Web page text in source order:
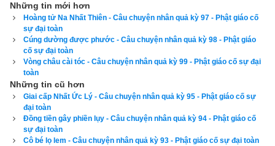
xemvm.com. Lịch vạn niên của chúng tôi không chỉ có các
tính năng cơ bản như đổi lịch dương sang lịch âm,
chi, lịch tiết khí, xem ngày giờ Hoàng Đạo – Hắc Đạo, xem
ngày theo Ngọc hạp thông thư,
xem ngày theo nhị thập bát tú
mà còn có nhiều tính năng nâng cao khác như
xung khắc với tuổi
theo Lục Diệu
trực), Bành Tổ kỵ nhật, xem ngày xuất hành theo Khổng Minh
chọn hướng tốt xuất hành
xem giờ tốt theo Lý Thuần Phong
Những tin mới hơn
Hoàng tử Na Nhất Thiên - Câu chuyện nhân quả kỳ 97 - Phật giáo cố
sự đại toàn
Cúng dường được phước - Câu chuyện nhân quả kỳ 98 - Phật giáo
cố sự đại toàn
Vòng châu cài tóc - Câu chuyện nhân quả kỳ 99 - Phật giáo cố sự đại
toàn
Những tin cũ hơn
Giai cấp Nhất Ức Lý - Câu chuyện nhân quả kỳ 95 - Phật giáo cố sự
đại toàn
Đồng tiền gây phiền lụy - Câu chuyện nhân quả kỳ 94 - Phật giáo cố
sự đại toàn
Cô bé lọ lem - Câu chuyện nhân quả kỳ 93 - Phật giáo cố sự đại toàn